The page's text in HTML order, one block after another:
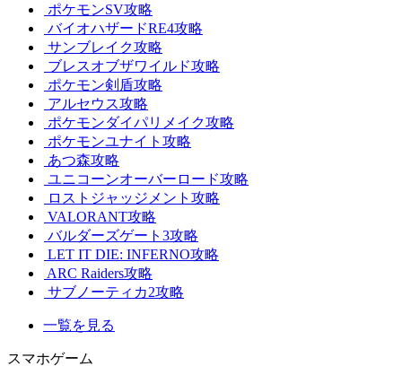
ポケモンSV攻略
バイオハザードRE4攻略
サンブレイク攻略
ブレスオブザワイルド攻略
ポケモン剣盾攻略
アルセウス攻略
ポケモンダイパリメイク攻略
ポケモンユナイト攻略
あつ森攻略
ユニコーンオーバーロード攻略
ロストジャッジメント攻略
VALORANT攻略
バルダーズゲート3攻略
LET IT DIE: INFERNO攻略
ARC Raiders攻略
サブノーティカ2攻略
一覧を見る
スマホゲーム